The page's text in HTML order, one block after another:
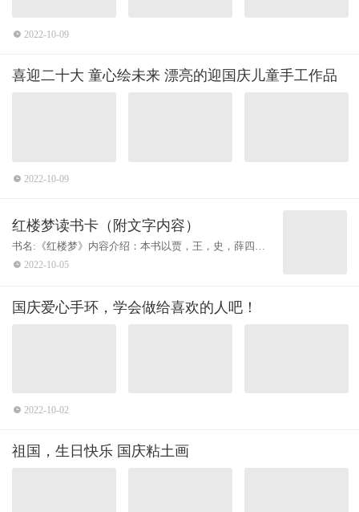
2022-10-09
喜迎二十大 童心绘未来 漂亮的迎国庆儿童手工作品
2022-10-09
红楼梦读书卡（附文字内容）
书名:《红楼梦》内容介绍：本书以贾，王，史，薛四大
家族由盛而衰的背景，宝黛的爱情悲剧为主线，展现了
2022-10-05
国庆爱心手环，学会做给喜欢的人吧！
2022-10-02
祖国，生日快乐 国庆粘土画​